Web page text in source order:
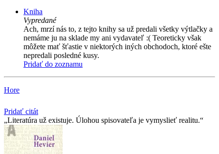
Kniha
Vypredané
Ach, mrzí nás to, z tejto knihy sa už predali všetky výtlačky a
nemáme ju na sklade my ani vydavateľ :( Teoreticky však
môžete mať šťastie v niektorých iných obchodoch, ktoré ešte
nepredali posledné kusy.
Pridať do zoznamu
Hore
Pridať citát
Literatúra už existuje. Úlohou spisovateľa je vymyslieť realitu.